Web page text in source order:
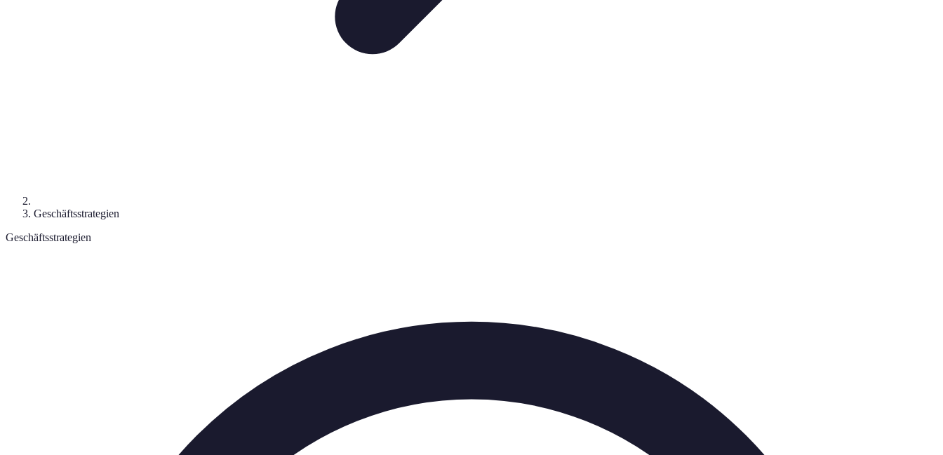
Geschäftsstrategien
Geschäftsstrategien